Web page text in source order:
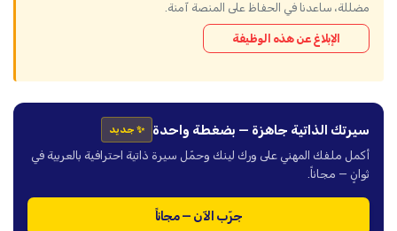
مضللة، ساعدنا في الحفاظ على المنصة آمنة.
الإبلاغ عن هذه الوظيفة
سيرتك الذاتية جاهزة — بضغطة واحدة ✨ جديد
أكمل ملفك المهني على ورك لينك وحمّل سيرة ذاتية احترافية بالعربية في
ثوانٍ — مجاناً.
جرّب الآن — مجاناً